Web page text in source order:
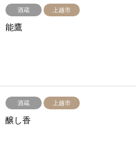
酒蔵 上越市
能鷹
酒蔵 上越市
醸し香